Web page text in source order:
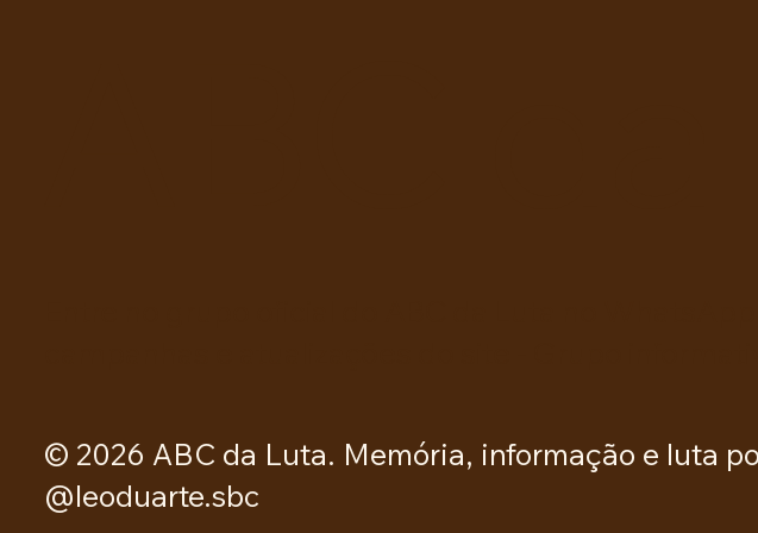
© 2026 ABC da Luta. Memória, informação e luta
@leoduarte.sbc